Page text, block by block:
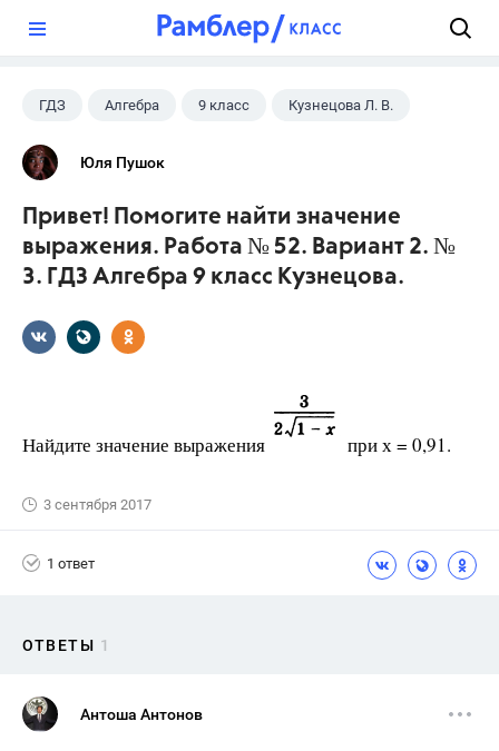
ГДЗ Алгебра 9 класс Кузнецова Л. В.
Юля Пушок
Привет! Помогите найти значение
выражения. Работа № 52. Вариант 2. №
3. ГДЗ Алгебра 9 класс Кузнецова.
Найдите значение выражения при х = 0,91.
3 сентября 2017
1 ответ
ОТВЕТЫ 1
Антоша Антонов